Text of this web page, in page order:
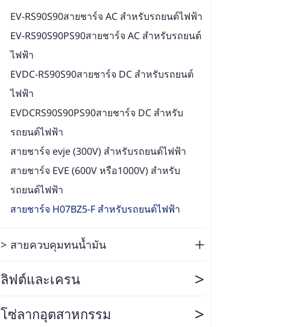
EV-RS90S90สายชาร์จ AC สำหรับรถยนต์ไฟฟ้า
EV-RS90S90PS90สายชาร์จ AC สำหรับรถยนต์
ไฟฟ้า
EVDC-RS90S90สายชาร์จ DC สำหรับรถยนต์
ไฟฟ้า
EVDCRS90S90PS90สายชาร์จ DC สำหรับ
รถยนต์ไฟฟ้า
สายชาร์จ evje (300V) สำหรับรถยนต์ไฟฟ้า
สายชาร์จ EVE (600V หรือ1000V) สำหรับ
รถยนต์ไฟฟ้า
สายชาร์จ H07BZ5-F สำหรับรถยนต์ไฟฟ้า
สายควบคุมทนน้ำมัน
ลิฟต์และเครน >
โซ่ลากอุตสาหกรรม >